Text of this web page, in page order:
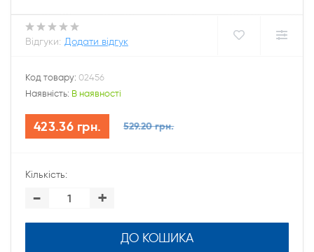
Відгуки: Додати відгук
Код товару: 02456
Наявність: В наявності
423.36 грн. 529.20 грн.
Кількість:
- +
ДО КОШИКА